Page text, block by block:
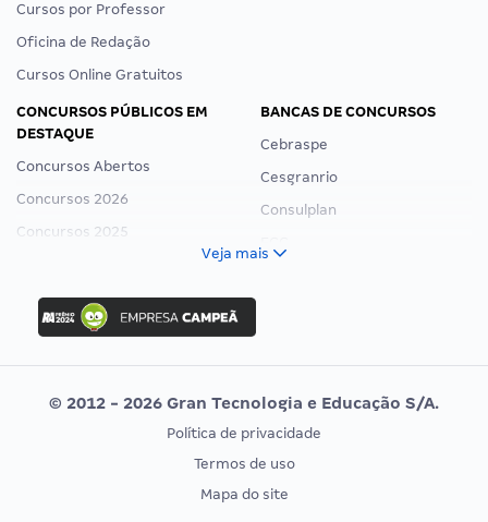
Cursos por Professor
Oficina de Redação
Cursos Online Gratuitos
CONCURSOS PÚBLICOS EM
DESTAQUE
Concursos Abertos
Concursos 2026
Concursos 2025
Concurso Ibama
Concurso MPU
Editais publicados
BANCAS DE CONCURSOS
Cebraspe
Cesgranrio
Consulplan
Vunesp
CONCURSOS POR PROFISSÃO
EXAME DE ORDEM
Veja mais
© 2012 - 2026 Gran Tecnologia e Educação S/A.
Política de privacidade
Termos de uso
Mapa do site